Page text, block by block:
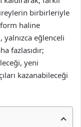
birbirleriyle
haline
eğlenceli
fazlasıdır;
yeni
kazanabileceği